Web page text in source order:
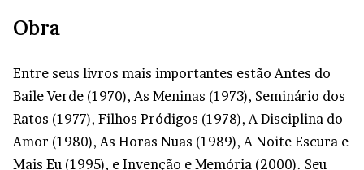
Obra
Entre seus livros mais importantes estão Antes do
Baile Verde (1970), As Meninas (1973), Seminário dos
Ratos (1977), Filhos Pródigos (1978), A Disciplina do
Amor (1980), As Horas Nuas (1989), A Noite Escura e
Mais Eu (1995), e Invenção e Memória (2000). Seu